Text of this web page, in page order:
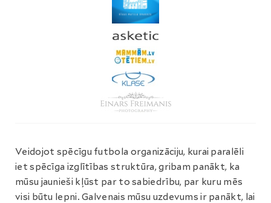
Veidojot spēcīgu futbola organizāciju, kurai paralēli
iet spēcīga izglītības struktūra, gribam panākt, ka
mūsu jaunieši kļūst par to sabiedrību, par kuru mēs
visi būtu lepni. Galvenais mūsu uzdevums ir panākt, lai